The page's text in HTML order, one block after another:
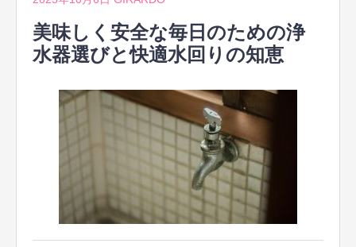
美味しく安全な毎日のための浄
水器選びと快適水回りの知恵